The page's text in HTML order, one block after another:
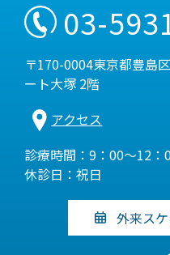
03-
〒170-0004東京都豊島
ート大塚 2階
アクセス
診療時間：9：00～12
休診日：祝日
外来ス